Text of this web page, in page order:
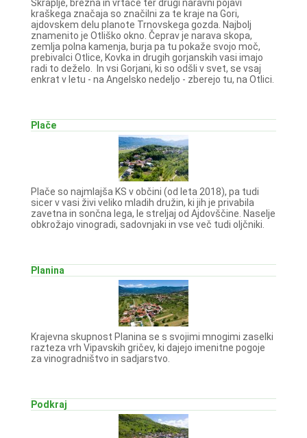
Škraplje, brezna in vrtače ter drugi naravni pojavi
kraškega značaja so značilni za te kraje na Gori,
ajdovskem delu planote Trnovskega gozda. Najbolj
znamenito je Otliško okno. Čeprav je narava skopa,
zemlja polna kamenja, burja pa tu pokaže svojo moč,
prebivalci Otlice, Kovka in drugih gorjanskih vasi imajo
radi to deželo. In vsi Gorjani, ki so odšli v svet, se vsaj
enkrat v letu - na Angelsko nedeljo - zberejo tu, na Otlici.
Plače
Plače so najmlajša KS v občini (od leta 2018), pa tudi
sicer v vasi živi veliko mladih družin, ki jih je privabila
zavetna in sončna lega, le streljaj od Ajdovščine. Naselje
obkrožajo vinogradi, sadovnjaki in vse več tudi oljčniki.
Planina
Krajevna skupnost Planina se s svojimi mnogimi zaselki
razteza vrh Vipavskih gričev, ki dajejo imenitne pogoje
za vinogradništvo in sadjarstvo.
Podkraj